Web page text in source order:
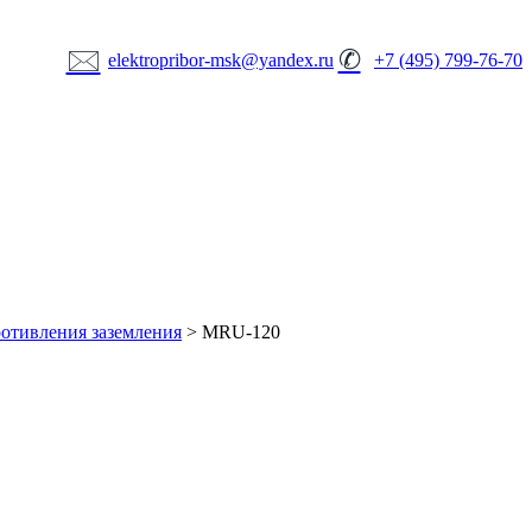
🖂 elektropribor-msk@yandex.ru ✆ +7 (495) 799-76-70
заземления > MRU-120